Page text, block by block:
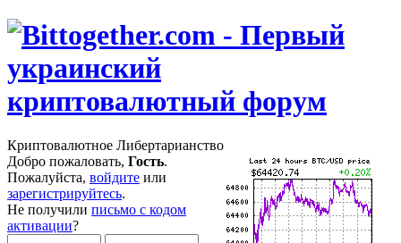
Криптовалютное Либертарианство
Добро пожаловать, Гость.
Пожалуйста, войдите или
зарегистрируйтесь.
Не получили письмо с кодом
активации?